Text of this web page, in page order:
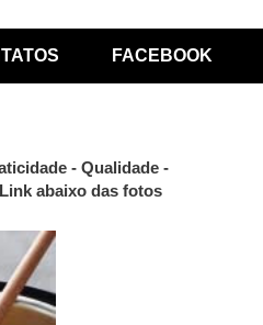
FACEBOOK
- Qualidade -
abaixo das fotos